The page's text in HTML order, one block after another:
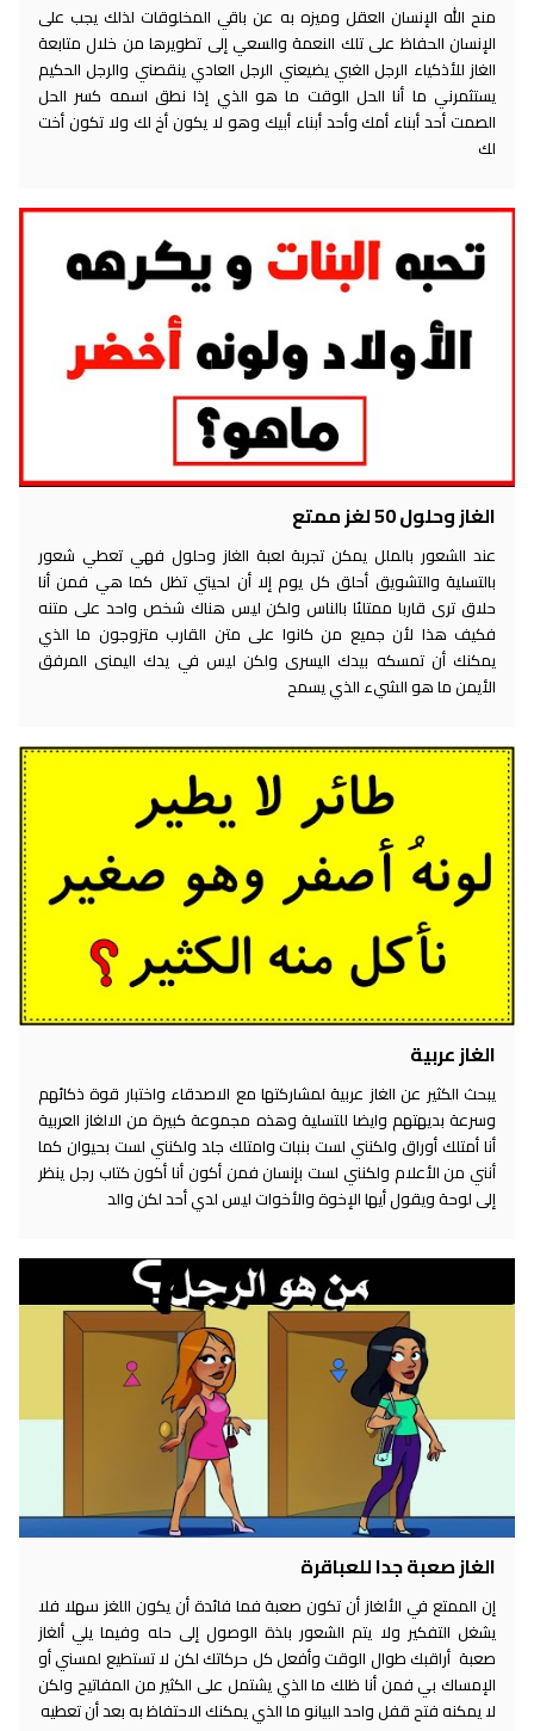
منح الله الإنسان العقل وميزه به عن باقي المخلوقات لذلك يجب على
الإنسان الحفاظ على تلك النعمة والسعي إلى تطويرها من خلال متابعة
الغاز للأذكياء الرجل الغبي يضيعني الرجل العادي ينقصني والرجل الحكيم
يستثمرني ما أنا الحل الوقت ما هو الذي إذا نطق اسمه كسر الحل
الصمت أحد أبناء أمك وأحد أبناء أبيك وهو لا يكون أخ لك ولا تكون أخت
لك
الغاز وحلول 50 لغز ممتع
عند الشعور بالملل يمكن تجربة لعبة الغاز وحلول فهي تعطي شعور
بالتسلية والتشويق أحلق كل يوم إلا أن لحيتي تظل كما هي فمن أنا
حلاق ترى قاربا ممتلئا بالناس ولكن ليس هناك شخص واحد على متنه
فكيف هذا لأن جميع من كانوا على متن القارب متزوجون ما الذي
يمكنك أن تمسكه بيدك اليسرى ولكن ليس في يدك اليمنى المرفق
الأيمن ما هو الشيء الذي يسمح
الغاز عربية
يبحث الكثير عن الغاز عربية لمشاركتها مع الاصدقاء واختبار قوة ذكائهم
وسرعة بديهتهم وايضا للتسلية وهذه مجموعة كبيرة من الالغاز العربية
أنا أمتلك أوراق ولكنني لست بنبات وامتلك جلد ولكنني لست بحيوان كما
أنني من الأعلام ولكنني لست بإنسان فمن أكون أنا أكون كتاب رجل ينظر
إلى لوحة ويقول أيها الإخوة والأخوات ليس لدي أحد لكن والد
الغاز صعبة جدا للعباقرة
إن الممتع في الألغاز أن تكون صعبة فما فائدة أن يكون اللغز سهلا فلا
يشغل التفكير ولا يتم الشعور بلذة الوصول إلى حله وفيما يلي ألغاز
صعبة أراقبك طوال الوقت وأفعل كل حركاتك لكن لا تستطيع لمسني أو
الإمساك بي فمن أنا ظلك ما الذي يشتمل على الكثير من المفاتيح ولكن
لا يمكنه فتح قفل واحد البيانو ما الذي يمكنك الاحتفاظ به بعد أن تعطيه